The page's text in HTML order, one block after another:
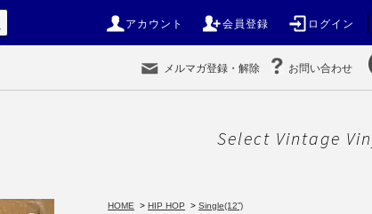
アカウント 会員登録 ログイン
メルマガ登録・解除 お問い合わせ
Select Vintage
HOME > HIP HOP > Single(12”)